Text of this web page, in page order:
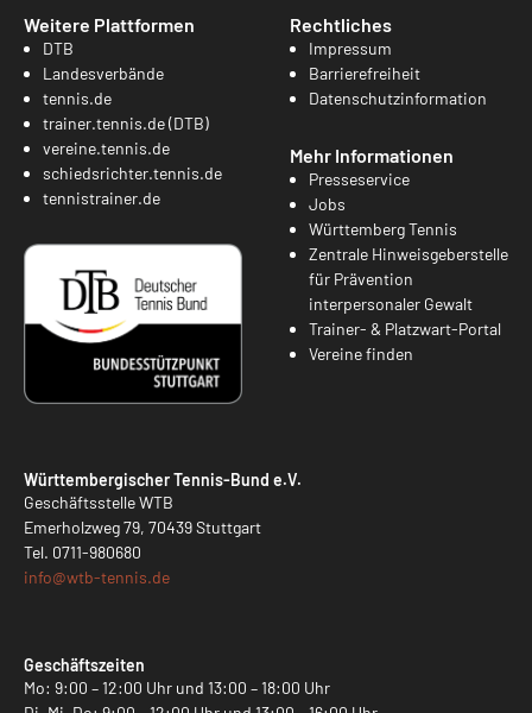
Weitere Plattformen
DTB
Landesverbände
tennis.de
trainer.tennis.de (DTB)
vereine.tennis.de
schiedsrichter.tennis.de
tennistrainer.de
Rechtliches
Impressum
Barrierefreiheit
Datenschutzinformation
Mehr Informationen
Presseservice
Jobs
Württemberg Tennis
Zentrale Hinweisgeberstelle
für Prävention
interpersonaler Gewalt
Trainer- & Platzwart-Portal
Vereine finden
Württembergischer Tennis-Bund e.V.
Geschäftsstelle WTB
Emerholzweg 79, 70439 Stuttgart
Tel. 0711-980680
info@wtb-tennis.de
Geschäftszeiten
Mo: 9:00 – 12:00 Uhr und 13:00 – 18:00 Uhr